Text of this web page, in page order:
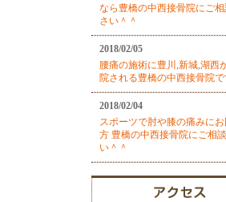
なら豊橋の中西接骨院にご
さい＾＾
2018/02/05
腰痛の施術に豊川,新城,湖西
院される豊橋の中西接骨院で
2018/02/04
スポーツで肘や膝の痛みに
方 豊橋の中西接骨院にご相
い＾＾